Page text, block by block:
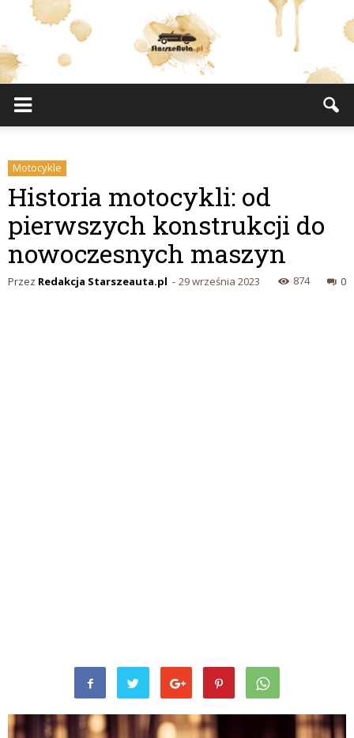
Motocykle
Historia motocykli: od
pierwszych konstrukcji do
nowoczesnych maszyn
Przez Redakcja Starszeauta.pl - 29 września 2023 0
874